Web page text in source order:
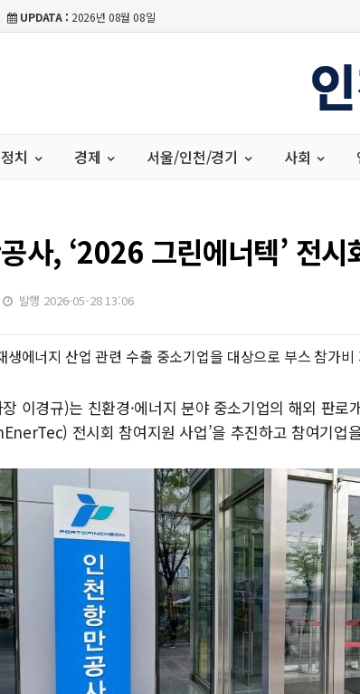
UPDATA : 2026년 08월 08일
정치 경제 서울/인천/경기 사회
사, ‘2026 그린에너텍’ 전시
발행 2026-05-28 13:06
생에너지 산업 관련 수출 중소기업을 대상으로 부스 참가
이경규)는 친환경·에너지 분야 중소기업의 해외 판로
전시회 참여지원 사업’을 추진하고 참여기업